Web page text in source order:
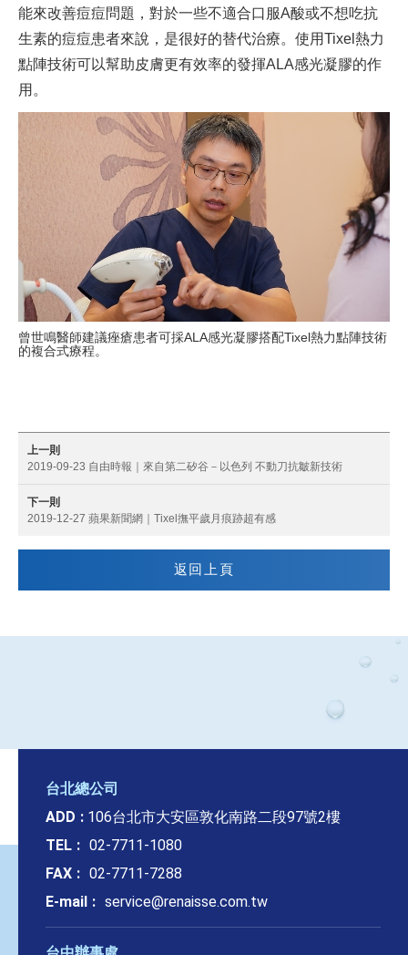
能來改善痘痘問題，對於一些不適合口服A酸或不想吃抗
生素的痘痘患者來說，是很好的替代治療。使用Tixel熱力
點陣技術可以幫助皮膚更有效率的發揮ALA感光凝膠的作
用。
曾世鳴醫師建議痤瘡患者可採ALA感光凝膠搭配Tixel熱力點陣技術
的複合式療程。
上一則
2019-09-23 自由時報｜來自第二矽谷－以色列 不動刀抗皺新技術
下一則
2019-12-27 蘋果新聞網｜Tixel撫平歲月痕跡超有感
返回上頁
台北總公司
ADD
106台北市大安區敦化南路二段97號2樓
TEL
02-7711-1080
FAX
02-7711-7288
E-mail
service@renaisse.com.tw